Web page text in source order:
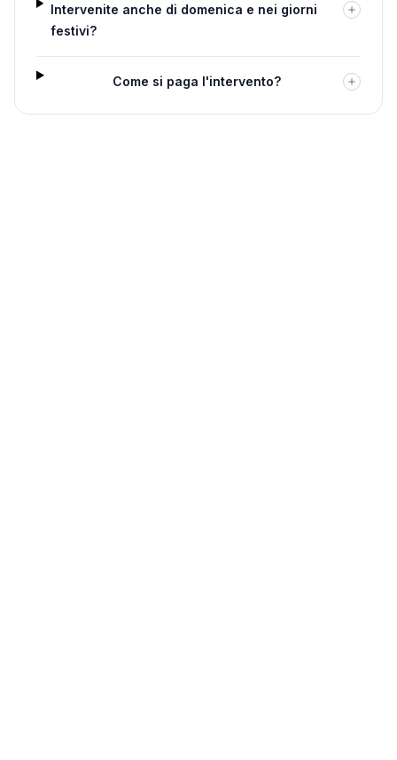
Intervenite anche di domenica e nei giorni
festivi?
Come si paga l'intervento?